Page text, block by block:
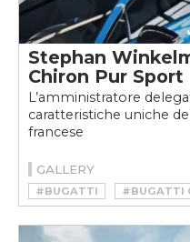
Stephan
Chiron Pur Sport
L’amministratore
caratteristiche uniche
francese
GALLERY
#BUGATTI
#BUGATTI
#CHIRON
#HYPERCAR
#STEPHAN WINKELMANN